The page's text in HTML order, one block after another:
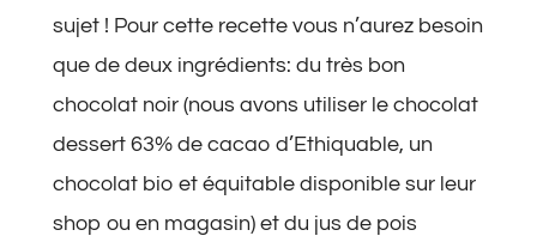
sujet ! Pour cette recette vous n’aurez besoin
que de deux ingrédients: du très bon
chocolat noir (nous avons utiliser le chocolat
dessert 63% de cacao d’Ethiquable, un
chocolat bio et équitable disponible sur leur
shop ou en magasin) et du jus de pois